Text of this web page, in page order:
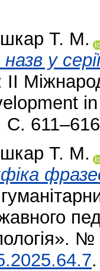
Т. М.
у
II
С.
Т. М.
.